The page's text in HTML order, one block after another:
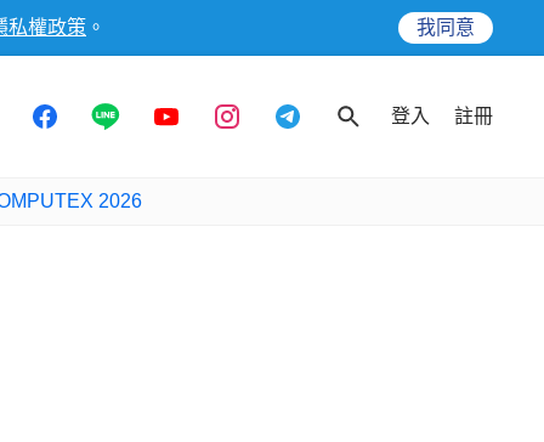
私權政策 。 我同意
登入 註冊
2026